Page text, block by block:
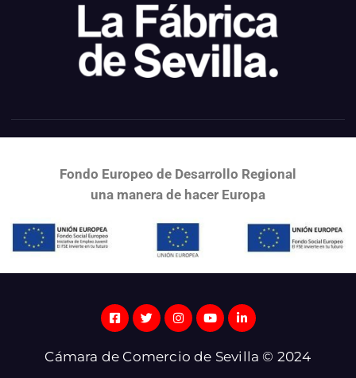
Fondo Europeo de Desarrollo Regional
una manera de hacer Europa
Cámara de Comercio de Sevilla © 2024